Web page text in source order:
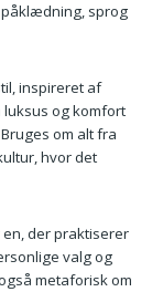
sprog
inspireret af
og komfort
om alt fra
hvor det
der praktiserer
valg og
metaforisk om